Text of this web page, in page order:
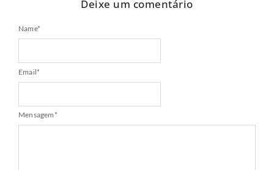
Deixe um comentário
Name*
Email*